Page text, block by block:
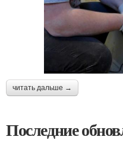
читать дальше →
Последние